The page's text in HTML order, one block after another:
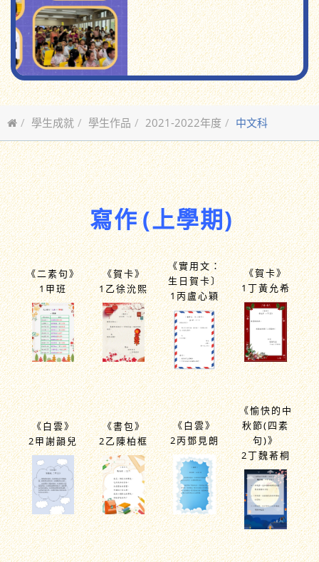
學生成就 學生作品 2021-2022年度 中文科
寫作(上學期)
《二素句》
1甲班
《賀卡》
1乙徐沇熙
《實用文：
生日賀卡〕
1丙盧心穎
《賀卡》
1丁黃允希
《白雲》
2甲謝韻兒
《書包》
2乙陳柏框
《白雲》
2丙鄧見朗
《愉快的中
秋節(四素
句)》
2丁魏莃桐